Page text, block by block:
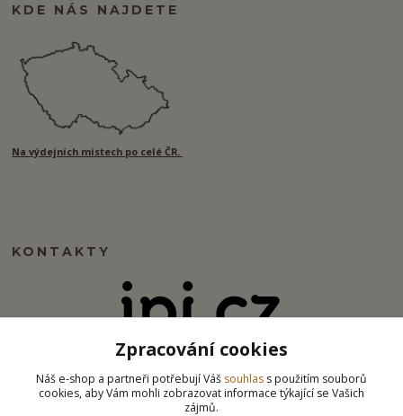
KDE NÁS NAJDETE
Na výdejních místech po celé ČR.
KONTAKTY
info@ipj.cz
Zpracování cookies
Náš e-shop a partneři potřebují Váš souhlas s použitím souborů
cookies, aby Vám mohli zobrazovat informace týkající se Vašich
zájmů.